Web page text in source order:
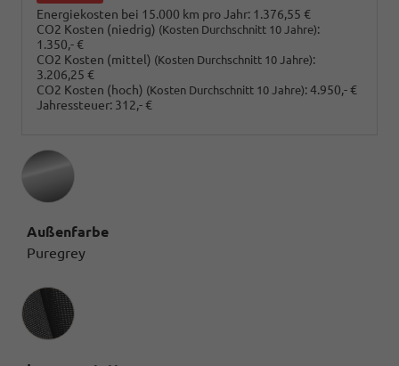
Energiekosten bei 15.000 km pro Jahr: 1.376,55 €
CO2 Kosten (niedrig) (Kosten Durchschnitt 10 Jahre):
1.350,- €
CO2 Kosten (mittel) (Kosten Durchschnitt 10 Jahre):
3.206,25 €
CO2 Kosten (hoch) (Kosten Durchschnitt 10 Jahre):4.950,- €
Jahressteuer: 312,- €
Außenfarbe
Puregrey
Innenausstattung